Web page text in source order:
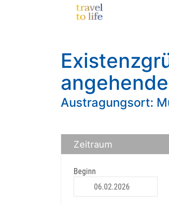
Austragungsort:
Zeitraum
Beginn